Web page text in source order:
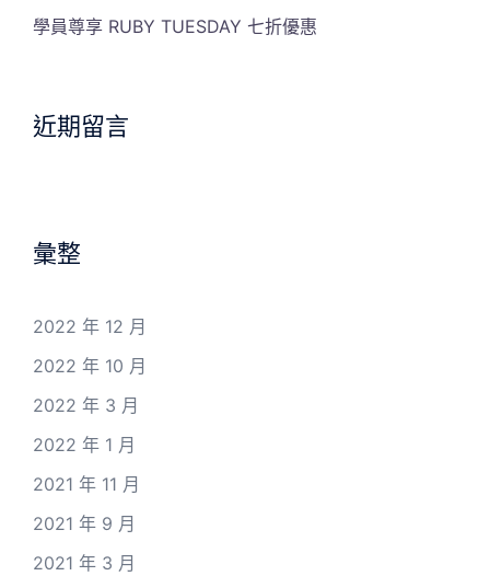
學員尊享 RUBY TUESDAY 七折優惠
近期留言
彙整
2022 年 12 月
2022 年 10 月
2022 年 3 月
2022 年 1 月
2021 年 11 月
2021 年 9 月
2021 年 3 月